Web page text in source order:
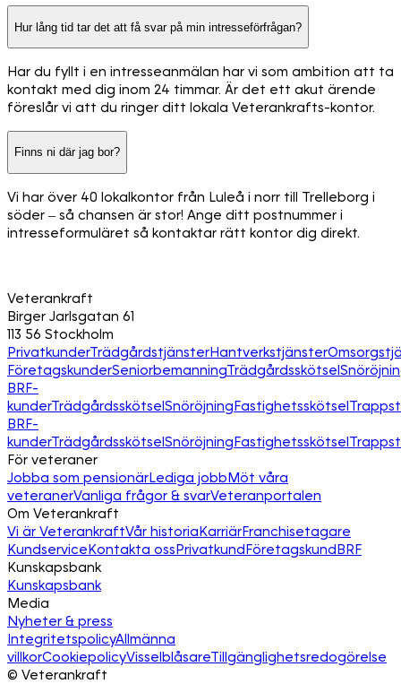
Hur lång tid tar det att få svar på min intresseförfrågan?
Har du fyllt i en intresseanmälan har vi som ambition att ta
kontakt med dig inom 24 timmar. Är det ett akut ärende
föreslår vi att du ringer ditt lokala Veterankrafts-kontor.
Finns ni där jag bor?
Vi har över 40 lokalkontor från Luleå i norr till Trelleborg i
söder – så chansen är stor! Ange ditt postnummer i
intresseformuläret så kontaktar rätt kontor dig direkt.
Veterankraft
Birger Jarlsgatan 61
113 56 Stockholm
PrivatkunderTrädgårdstjänsterHantverkstjänster
FöretagskunderSeniorbemanningTrädgårdsskötsel
BRF-
kunderTrädgårdsskötselSnöröjningFastighetsskötsel
BRF-
kunderTrädgårdsskötselSnöröjningFastighetsskötsel
För veteraner
Jobba som pensionärLediga jobbMöt våra
veteranerVanliga frågor & svarVeteranportalen
Om Veterankraft
Vi är VeterankraftVår historiaKarriärFranchisetagare
KundserviceKontakta ossPrivatkundFöretagskundBRF
Kunskapsbank
Kunskapsbank
Media
Nyheter & press
IntegritetspolicyAllmänna
villkorCookiepolicyVisselblåsareTillgänglighetsredogörelse
© Veterankraft